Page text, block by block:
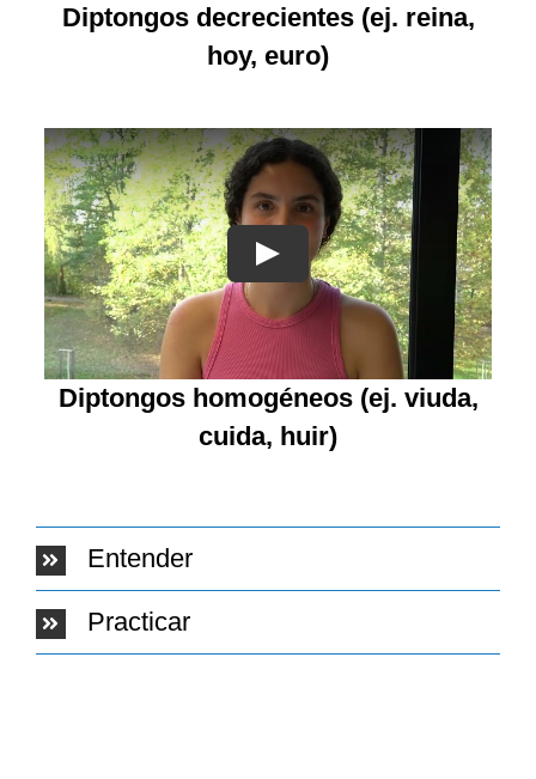
Diptongos decrecientes(ej. reina,
hoy, euro)
Diptongos homogéneos(ej. viuda,
cuida, huir)
Entender
Practicar